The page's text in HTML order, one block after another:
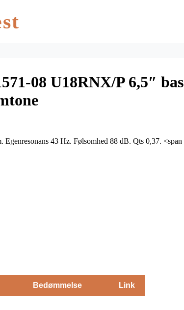
08 U18RNX/P 6,5″ bas
43 Hz. Følsomhed 88 dB. Qts 0,37. <span
Bedømmelse Link